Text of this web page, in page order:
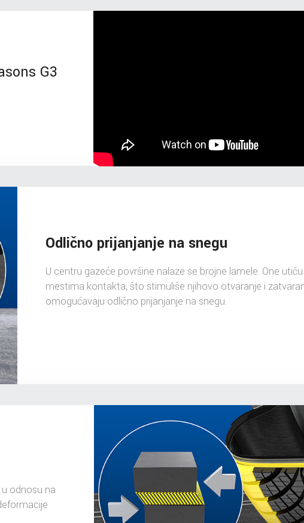
G3
Odlično prijanjanje na snegu
U centru gazeće površine nalaze se brojne lamele. One
mestima kontakta, što stimuliše njihovo otvaranje i
omogućavaju odlično prijanjanje na snegu.
odnosu na